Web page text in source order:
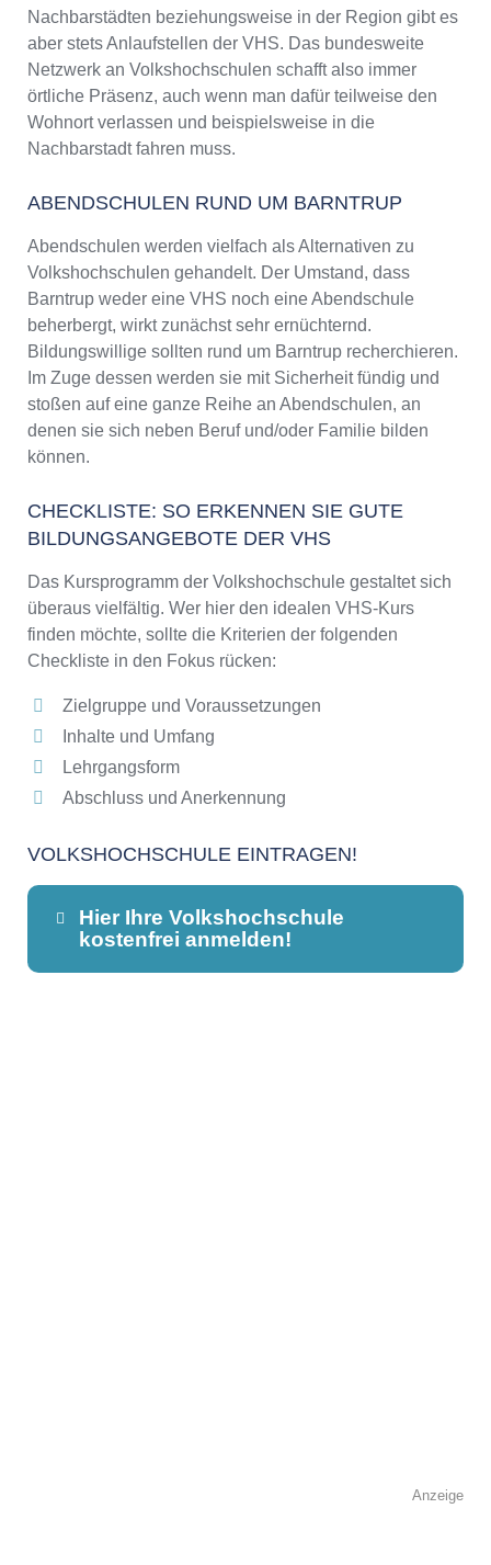
Nachbarstädten beziehungsweise in der Region gibt es
aber stets Anlaufstellen der VHS. Das bundesweite
Netzwerk an Volkshochschulen schafft also immer
örtliche Präsenz, auch wenn man dafür teilweise den
Wohnort verlassen und beispielsweise in die
Nachbarstadt fahren muss.
ABENDSCHULEN RUND UM BARNTRUP
Abendschulen werden vielfach als Alternativen zu
Volkshochschulen gehandelt. Der Umstand, dass
Barntrup weder eine VHS noch eine Abendschule
beherbergt, wirkt zunächst sehr ernüchternd.
Bildungswillige sollten rund um Barntrup recherchieren.
Im Zuge dessen werden sie mit Sicherheit fündig und
stoßen auf eine ganze Reihe an Abendschulen, an
denen sie sich neben Beruf und/oder Familie bilden
können.
CHECKLISTE: SO ERKENNEN SIE GUTE
BILDUNGSANGEBOTE DER VHS
Das Kursprogramm der Volkshochschule gestaltet sich
überaus vielfältig. Wer hier den idealen VHS-Kurs
finden möchte, sollte die Kriterien der folgenden
Checkliste in den Fokus rücken:
Zielgruppe und Voraussetzungen
Inhalte und Umfang
Lehrgangsform
Abschluss und Anerkennung
VOLKSHOCHSCHULE EINTRAGEN!
Hier Ihre Volkshochschule
kostenfrei anmelden!
Anzeige